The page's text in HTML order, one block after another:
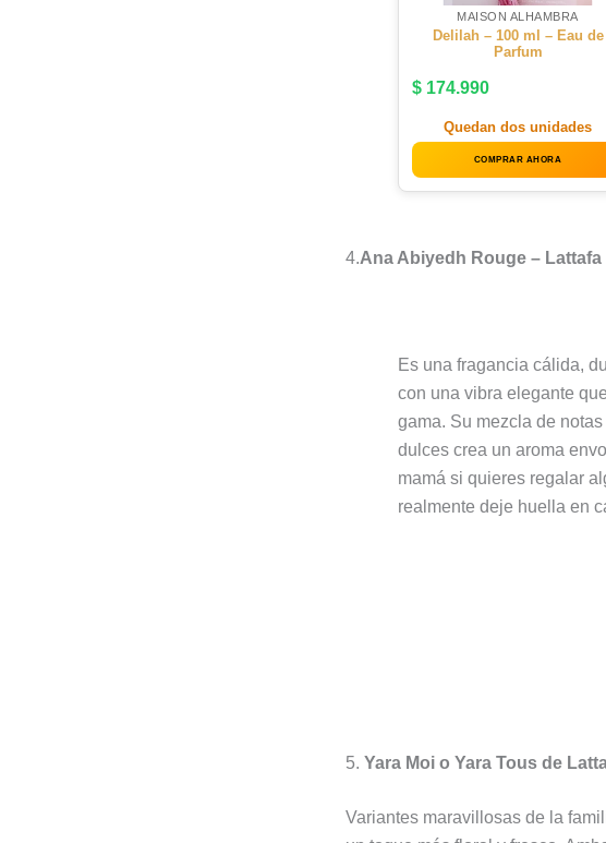
MAISON ALHAMBRA
Delilah – 100 ml – Eau de
Parfum
$ 174.990
Quedan dos unidades
COMPRAR AHORA
4.Ana Abiyedh Rouge –
Es una fragancia cálida,
con una vibra elegante
gama. Su mezcla de
dulces crea un aroma
mamá si quieres regalar
realmente deje huella en
5. Yara Moi o Yara Tous de
Variantes maravillosas de la